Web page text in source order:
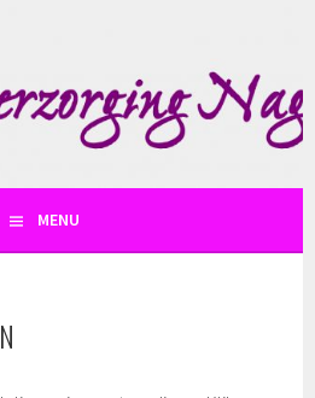
MENU